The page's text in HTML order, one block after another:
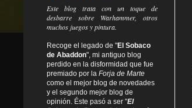
Este blog trata con un toque de
desbarre sobre Warhammer, otros
muchos juegos y pintura.
Recoge el legado de "El Sobaco
de Abaddon", mi antiguo blog
perdido en la disformidad que fue
premiado por la Forja de Marte
como el mejor blog de novedades
y el segundo mejor blog de
opinión. Éste pasó a ser "El